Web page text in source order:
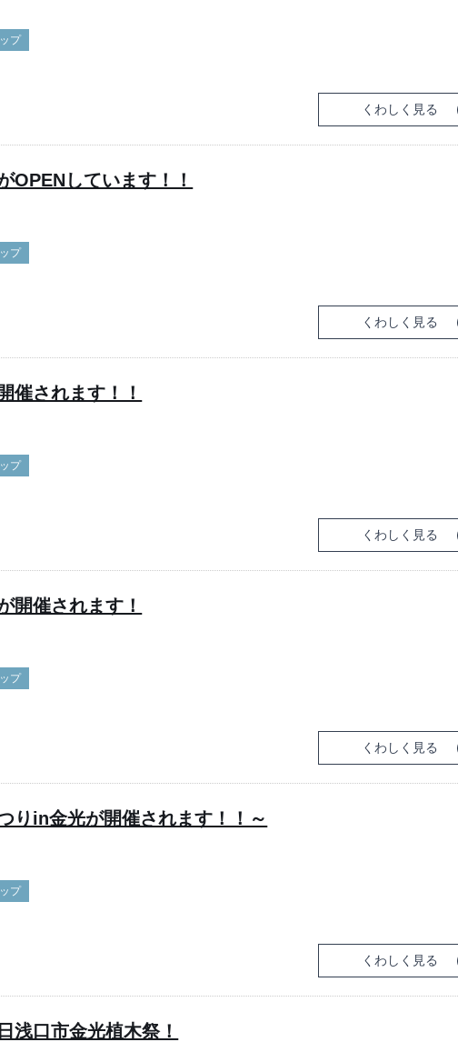
プ
くわしく見る
OPENしています！！
プ
くわしく見る
催されます！！
プ
くわしく見る
開催されます！
プ
くわしく見る
りin金光が開催されます！！～
プ
くわしく見る
浅口市金光植木祭！